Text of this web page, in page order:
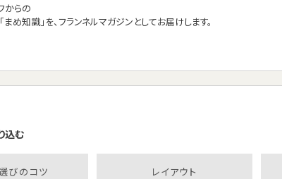
からの
め知識」を、フランネルマガジンとしてお届けします。
込む
びのコツ レイアウト